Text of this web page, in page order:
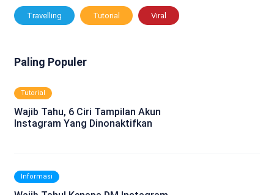
Travelling Tutorial Viral
Paling Populer
Tutorial
Wajib Tahu, 6 Ciri Tampilan Akun
Instagram Yang Dinonaktifkan
Informasi